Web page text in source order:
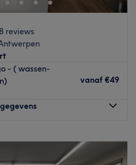
reviews
- ( wassen-
vanaf €49
09:00–18:00
09:00